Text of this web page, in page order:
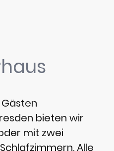
bieten wir
mit zwei
Alle